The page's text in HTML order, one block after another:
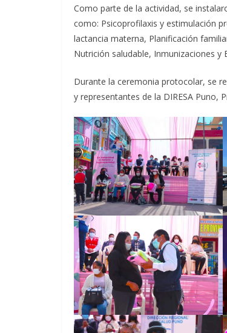
Como parte de la actividad, se
como: Psicoprofilaxis y estimulación
lactancia materna, Planificación
Nutrición saludable, Inmunizaciones y
Durante la ceremonia protocolar, se
y representantes de la DIRESA Puno,